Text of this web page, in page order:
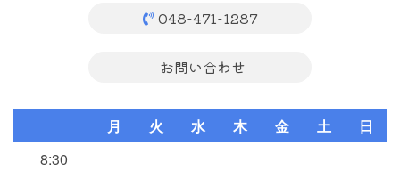
048-471-1287
お問い合わせ
月 火 水 木 金 土
日
8:30